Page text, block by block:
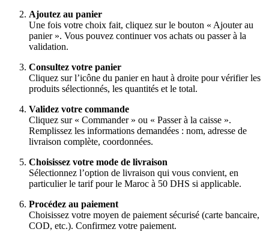
Ajoutez au panier
Une fois votre choix fait, cliquez sur le bouton « Ajouter au
panier ». Vous pouvez continuer vos achats ou passer à la
validation.
Consultez votre panier
Cliquez sur l’icône du panier en haut à droite pour vérifier les
produits sélectionnés, les quantités et le total.
Validez votre commande
Cliquez sur « Commander » ou « Passer à la caisse ».
Remplissez les informations demandées : nom, adresse de
livraison complète, coordonnées.
Choisissez votre mode de livraison
Sélectionnez l’option de livraison qui vous convient, en
particulier le tarif pour le Maroc à 50 DHS si applicable.
Procédez au paiement
Choisissez votre moyen de paiement sécurisé (carte bancaire,
COD, etc.). Confirmez votre paiement.